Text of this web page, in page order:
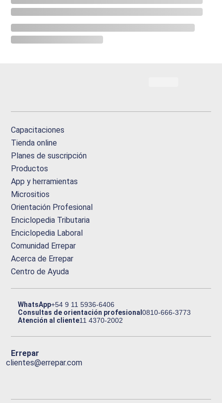
Capacitaciones
Tienda online
Planes de suscripción
Productos
App y herramientas
Micrositios
Orientación Profesional
Enciclopedia Tributaria
Enciclopedia Laboral
Comunidad Errepar
Acerca de Errepar
Centro de Ayuda
WhatsApp+54 9 11 5936-6406
Consultas de orientación profesional0810-666-3773
Atención al cliente11 4370-2002
Errepar
clientes@errepar.com